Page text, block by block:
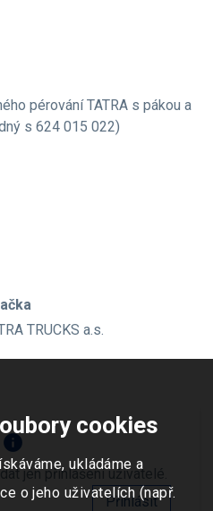
pérování TATRA s pákou a
s 624 015 022)
TRUCKS a.s.
info
jen přihlášení uživatelé.
Přihlásit
cookies
ukládáme a
o jeho uživatelích (např.